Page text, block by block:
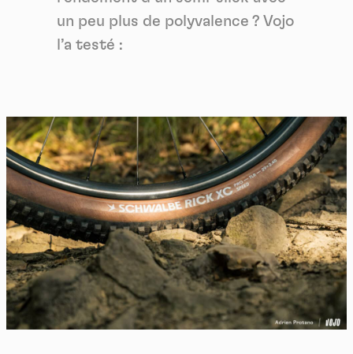
un peu plus de polyvalence ? Vojo
l’a testé :